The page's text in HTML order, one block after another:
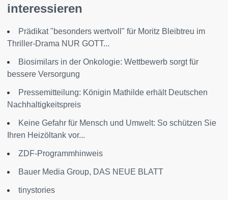
interessieren
Prädikat "besonders wertvoll" für Moritz Bleibtreu im
Thriller-Drama NUR GOTT...
Biosimilars in der Onkologie: Wettbewerb sorgt für
bessere Versorgung
Pressemitteilung: Königin Mathilde erhält Deutschen
Nachhaltigkeitspreis
Keine Gefahr für Mensch und Umwelt: So schützen Sie
Ihren Heizöltank vor...
ZDF-Programmhinweis
Bauer Media Group, DAS NEUE BLATT
tinystories